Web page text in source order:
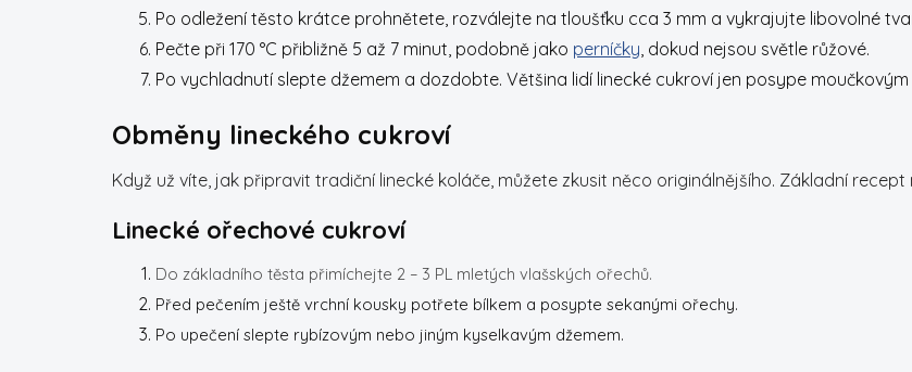
Po odležení těsto krátce prohnětete, rozválejte na tloušťku cca 3 mm a vykrajujte libovolné
Pečte při 170 °C přibližně 5 až 7 minut, podobně jako perníčky, dokud nejsou světle růžové.
Po vychladnutí slepte džemem a dozdobte. Většina lidí linecké cukroví jen posype
Obměny lineckého cukroví
Když už víte, jak připravit tradiční linecké koláče, můžete zkusit něco originálnějšího. Základní
Linecké ořechové cukroví
Do základního těsta přimíchejte 2 – 3 PL mletých vlašských ořechů.
Před pečením ještě vrchní kousky potřete bílkem a posypte sekanými ořechy.
Po upečení slepte rybízovým nebo jiným kyselkavým džemem.